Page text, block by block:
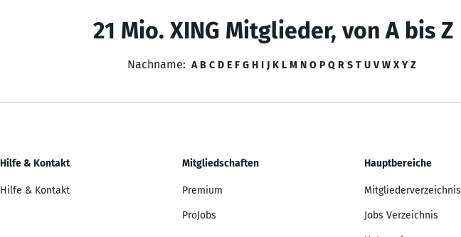
21 Mio. XING Mitglieder, von A bis Z
Nachname: A B C D E F G H I J K L M N O P Q R S T U V W X Y Z
Hilfe & Kontakt
Hilfe & Kontakt
Mitgliedschaften
Premium
ProJobs
Hauptbereiche
Mitgliederverzeichnis
Jobs Verzeichnis